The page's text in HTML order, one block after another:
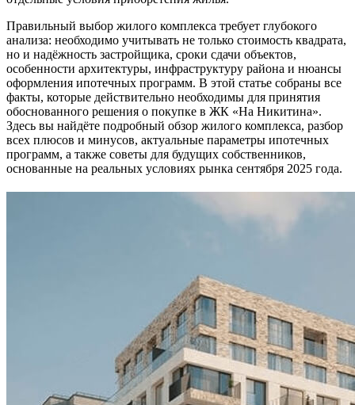
Правильный выбор жилого комплекса требует глубокого
анализа: необходимо учитывать не только стоимость квадрата,
но и надёжность застройщика, сроки сдачи объектов,
особенности архитектуры, инфраструктуру района и нюансы
оформления ипотечных программ. В этой статье собраны все
факты, которые действительно необходимы для принятия
обоснованного решения о покупке в ЖК «На Никитина».
Здесь вы найдёте подробный обзор жилого комплекса, разбор
всех плюсов и минусов, актуальные параметры ипотечных
программ, а также советы для будущих собственников,
основанные на реальных условиях рынка сентября 2025 года.